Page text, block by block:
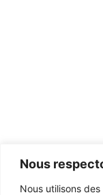
Nous
Nous utilisons
​Veuillez noter qu’il